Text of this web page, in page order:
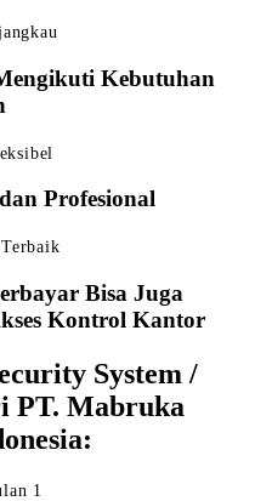
Kebutuhan
Profesional
Bisa Juga
Kontrol Kantor
System /
PT. Mabruka